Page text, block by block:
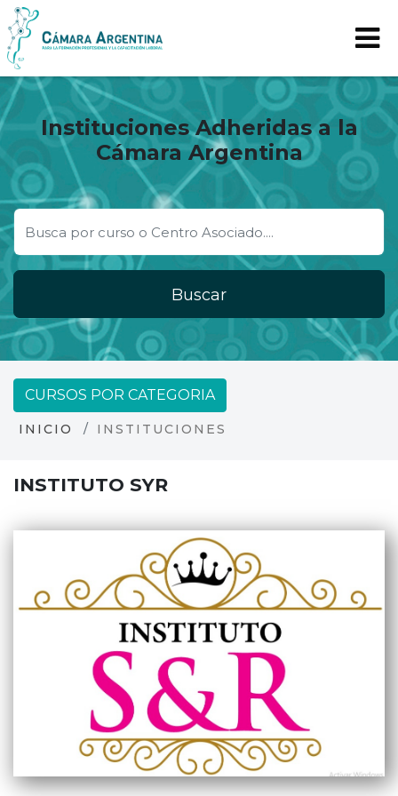
Instituciones Adheridas a la
Cámara Argentina
Buscar
CURSOS POR CATEGORIA
INICIO INSTITUCIONES
INSTITUTO SYR